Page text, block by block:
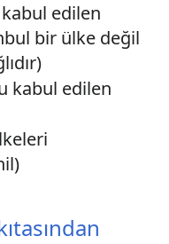
edilen
bir ülke değil
kabul edilen